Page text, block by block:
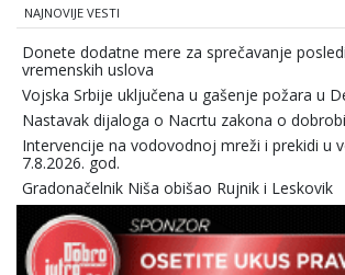
NAJNOVIJE VESTI
Donete dodatne mere za sprečavanje
vremenskih uslova
Vojska Srbije uključena u gašenje požara u
Nastavak dijaloga o Nacrtu zakona o
Intervencije na vodovodnoj mreži i prekidi u
7.8.2026. god.
Gradonačelnik Niša obišao Rujnik i Leskovik